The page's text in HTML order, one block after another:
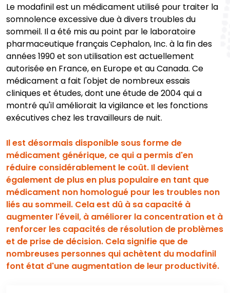
Le modafinil est un médicament utilisé pour traiter la
somnolence excessive due à divers troubles du
sommeil. Il a été mis au point par le laboratoire
pharmaceutique français Cephalon, Inc. à la fin des
années 1990 et son utilisation est actuellement
autorisée en France, en Europe et au Canada. Ce
médicament a fait l'objet de nombreux essais
cliniques et études, dont une étude de 2004 qui a
montré qu'il améliorait la vigilance et les fonctions
exécutives chez les travailleurs de nuit.
Il est désormais disponible sous forme de
médicament générique, ce qui a permis d'en
réduire considérablement le coût. Il devient
également de plus en plus populaire en tant que
médicament non homologué pour les troubles non
liés au sommeil. Cela est dû à sa capacité à
augmenter l'éveil, à améliorer la concentration et à
renforcer les capacités de résolution de problèmes
et de prise de décision. Cela signifie que de
nombreuses personnes qui achètent du modafinil
font état d'une augmentation de leur productivité.